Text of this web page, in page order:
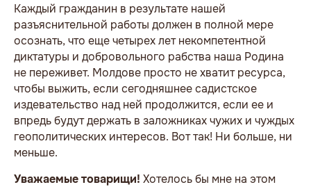
Каждый гражданин в результате нашей
разъяснительной работы должен в полной мере
осознать, что еще четырех лет некомпетентной
диктатуры и добровольного рабства наша Родина
не переживет. Молдове просто не хватит ресурса,
чтобы выжить, если сегодняшнее садистское
издевательство над ней продолжится, если ее и
впредь будут держать в заложниках чужих и чуждых
геополитических интересов. Вот так! Ни больше, ни
меньше.
Уважаемые товарищи! Хотелось бы мне на этом